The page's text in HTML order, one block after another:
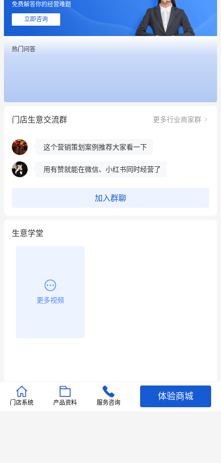
免费解答你的经营难题
立即咨询
热门问答
门店生意交流群 更多行业商家群
这个营销策划案例推荐大家看一下
冰墩墩货源充足需要的联系我
加入群聊
生意学堂
更多视频
推荐文章
门店系统 产品资料 服务咨询
体验商城